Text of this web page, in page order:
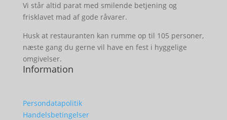
Vi står altid parat med smilende betjening og
frisklavet mad af gode råvarer.
Husk at restauranten kan rumme op til 105 personer,
næste gang du gerne vil have en fest i hyggelige
omgivelser.
Information
Persondatapolitik
Handelsbetingelser